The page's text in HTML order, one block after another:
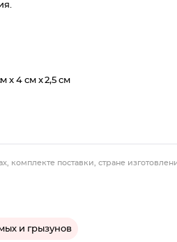
x 4 см x 2,5 см
поставки, стране
и грызунов